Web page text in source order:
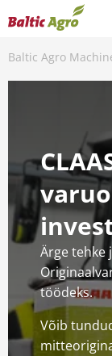
Baltic Agro
Ärge tehke
töödeks.
Võib